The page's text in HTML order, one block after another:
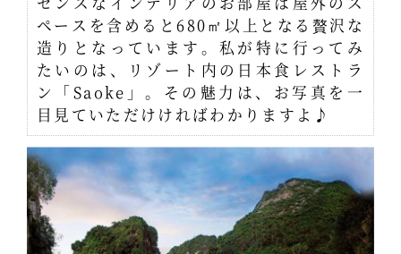
ペースを含めると680㎡以上となる贅沢な
造りとなっています。私が特に行ってみ
たいのは、リゾート内の日本食レストラ
ン「Saoke」。その魅力は、お写真を一
目見ていただけければわかりますよ♪